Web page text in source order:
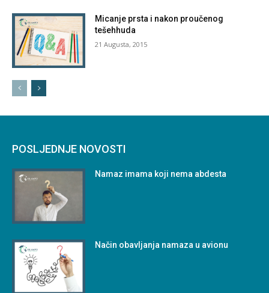
Micanje prsta i nakon proučenog
tešehhuda
21 Augusta, 2015
POSLJEDNJE NOVOSTI
Namaz imama koji nema abdesta
Način obavljanja namaza u avionu